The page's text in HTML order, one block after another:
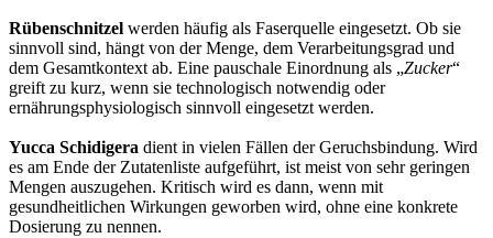
Rübenschnitzel werden häufig als Faserquelle eingesetzt. Ob sie
sinnvoll sind, hängt von der Menge, dem Verarbeitungsgrad und
dem Gesamtkontext ab. Eine pauschale Einordnung als „Zucker“
greift zu kurz, wenn sie technologisch notwendig oder
ernährungsphysiologisch sinnvoll eingesetzt werden.
Yucca Schidigera dient in vielen Fällen der Geruchsbindung. Wird
es am Ende der Zutatenliste aufgeführt, ist meist von sehr geringen
Mengen auszugehen. Kritisch wird es dann, wenn mit
gesundheitlichen Wirkungen geworben wird, ohne eine konkrete
Dosierung zu nennen.